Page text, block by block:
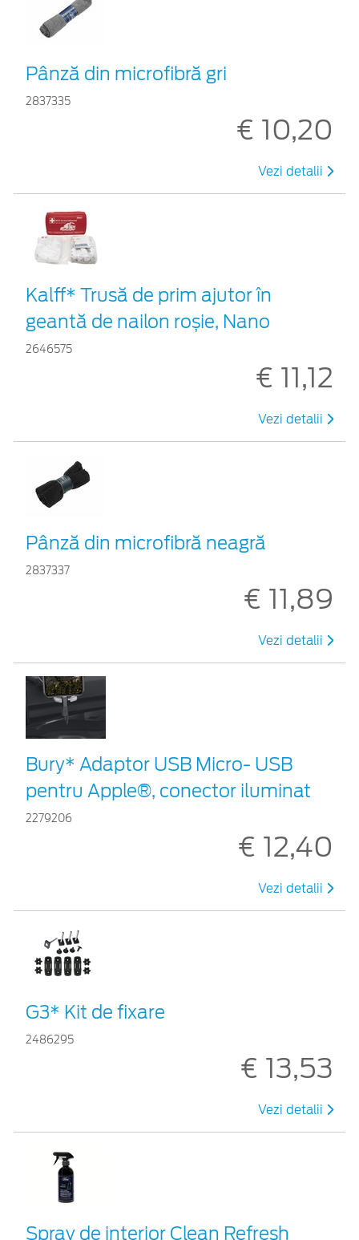
Pânză din microfibră gri
2837335
€ 10,20
Vezi detalii
Kalff* Trusă de prim ajutor în
geantă de nailon roșie, Nano
2646575
€ 11,12
Vezi detalii
Pânză din microfibră neagră
2837337
€ 11,89
Vezi detalii
Bury* Adaptor USB Micro- USB
pentru Apple®, conector iluminat
2279206
€ 12,40
Vezi detalii
G3* Kit de fixare
2486295
€ 13,53
Vezi detalii
Spray de interior Clean Refresh